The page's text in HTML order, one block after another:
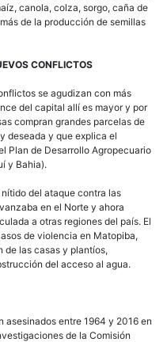
canola, colza, sorgo, caña de
de la producción de semillas
CONFLICTOS
se agudizan con más
del capital allí es mayor y por
compran grandes parcelas de
deseada y que explica el
Plan de Desarrollo Agropecuario
y Bahia).
del ataque contra las
en el Norte y ahora
a otras regiones del país. El
de violencia en Matopiba,
de las casas y plantíos,
del acceso al agua.
asesinados entre 1964 y 2016 en
de la Comisión